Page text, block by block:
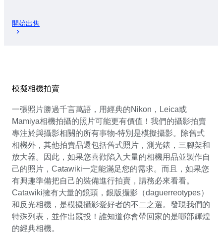
開始出售
模擬相機拍賣
一張照片勝過千言萬語，用經典的Nikon，Leica或
Mamiya相機拍攝的照片可能更有價值！我們的攝影拍賣
專注於與攝影相關的所有事物-特別是模擬攝影。除舊式
相機外，其他拍賣品還包括舊式照片，測光錶，三腳架和
放大器。因此，如果您喜歡陷入大量的相機用品並製作自
己的照片，Catawiki一定能滿足您的需求。而且，如果您
有興趣準備把自己的裝備進行拍賣，請務必來看看。
Catawiki擁有大量的鏡頭，銀版攝影（daguerreotypes）
和反光相機，是模擬攝影愛好者的不二之選。發現我們的
特殊列表，並作出競投！誰知道你會帶回家的是哪部輝煌
的經典相機。